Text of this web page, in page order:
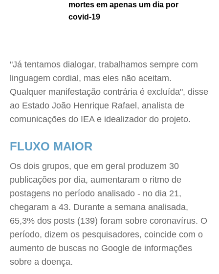
mortes em apenas um dia por
covid-19
"Já tentamos dialogar, trabalhamos sempre com
linguagem cordial, mas eles não aceitam.
Qualquer manifestação contrária é excluída", disse
ao Estado João Henrique Rafael, analista de
comunicações do IEA e idealizador do projeto.
FLUXO MAIOR
Os dois grupos, que em geral produzem 30
publicações por dia, aumentaram o ritmo de
postagens no período analisado - no dia 21,
chegaram a 43. Durante a semana analisada,
65,3% dos posts (139) foram sobre coronavírus. O
período, dizem os pesquisadores, coincide com o
aumento de buscas no Google de informações
sobre a doença.